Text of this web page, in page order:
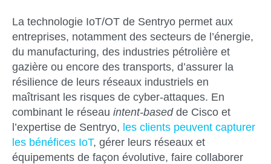
La technologie IoT/OT de Sentryo permet aux
entreprises, notamment des secteurs de l’énergie,
du manufacturing, des industries pétrolière et
gazière ou encore des transports, d’assurer la
résilience de leurs réseaux industriels en
maîtrisant les risques de cyber-attaques. En
combinant le réseau intent-basedde Cisco et
l’expertise de Sentryo, les clients peuvent capturer
les bénéfices IoT, gérer leurs réseaux et
équipements de façon évolutive, faire collaborer